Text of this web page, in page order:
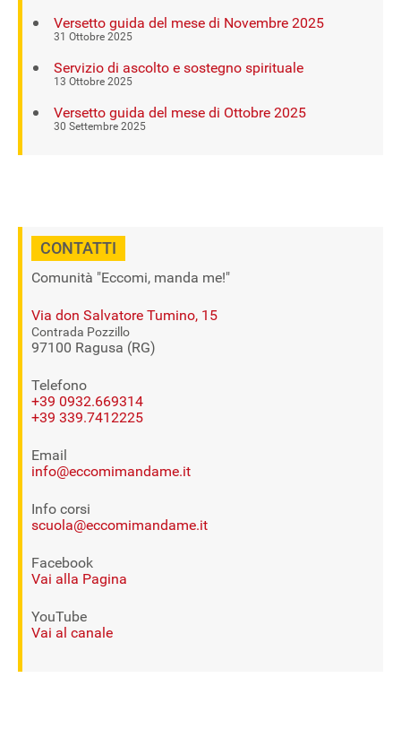
Versetto guida del mese di Novembre 2025
31 Ottobre 2025
Servizio di ascolto e sostegno spirituale
13 Ottobre 2025
Versetto guida del mese di Ottobre 2025
30 Settembre 2025
CONTATTI
Comunità "Eccomi, manda me!"
Via don Salvatore Tumino, 15
Contrada Pozzillo
97100 Ragusa (RG)
Telefono
+39 0932.669314
+39 339.7412225
Email
info@eccomimandame.it
Info corsi
scuola@eccomimandame.it
Facebook
Vai alla Pagina
YouTube
Vai al canale